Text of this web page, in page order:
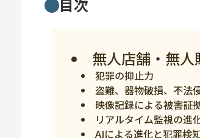
デ
Wi-
目次
無人店舗・無
犯罪の抑止力
盗難、器物破損、不法
映像記録による被害証
リアルタイム監視の進
AIによる進化と犯罪検